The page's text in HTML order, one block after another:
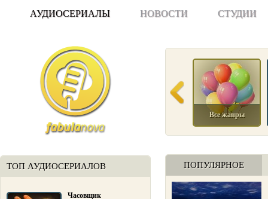
АУДИОСЕРИАЛЫ НОВОСТИ СТУДИИ
ТОП АУДИОСЕРИАЛОВ
Часовщик
Все жанры
ПОПУЛЯРНОЕ